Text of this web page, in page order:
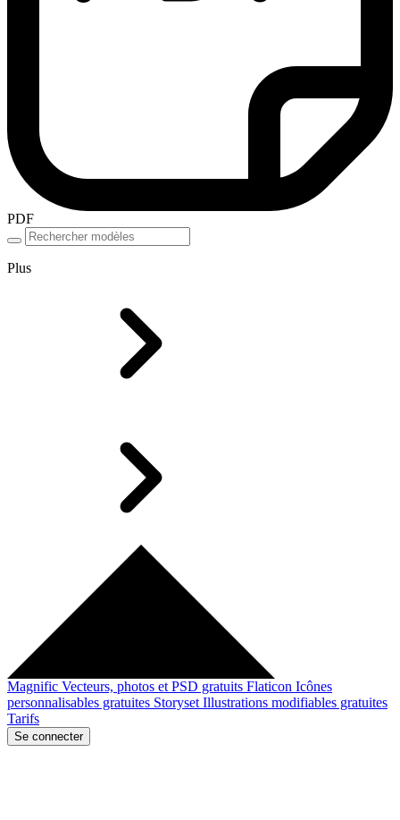
PDF
Plus
Magnific Vecteurs, photos et PSD gratuits Flaticon Icônes
personnalisables gratuites Storyset Illustrations modifiables gratuites
Tarifs
Se connecter